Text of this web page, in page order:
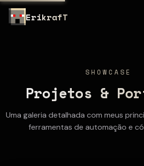
ErikrafT
SHOWCASE
Projetos &
Uma galeria detalhada com meus
ferramentas de automação e